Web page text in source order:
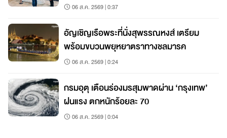
06 ส.ค. 2569 | 0:37
อัญเชิญเรือพระที่นั่งสุพรรณหงส์ เตรียม
พร้อมขบวนพยุหยาตราทางชลมารค
06 ส.ค. 2569 | 0:24
กรมอุตุ เตือนร่องมรสุมพาดผ่าน ‘กรุงเทพ’
ฝนแรง ตกหนักร้อยละ 70
06 ส.ค. 2569 | 0:04